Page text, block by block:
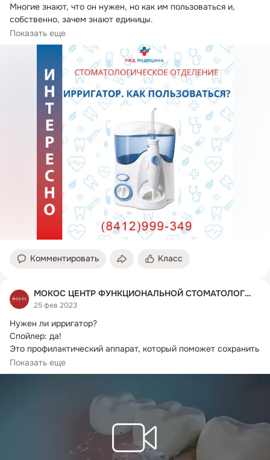
Многие знают, что он нужен, но как им пользоваться и,
собственно, зачем знают единицы.
Ирригатор-самый...
Показать еще
Комментировать Класс
МОКОС ЦЕНТР ФУНКЦИОНАЛЬНОЙ СТОМАТОЛОГИИ
25 фев 2023
Нужен ли ирригатор?
Спойлер: да!
Это профилактический аппарат, который поможет сохранить
стоматологическое здоровье.
ИРРИГАТОР НЕ ЗАМЕНЯЕТ...
Показать еще